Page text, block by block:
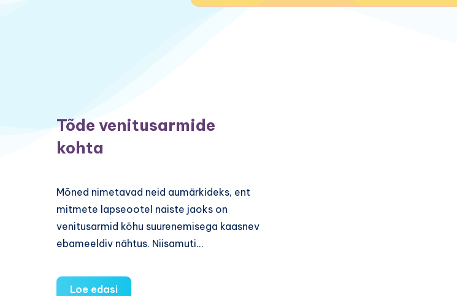
Tõde venitusarmide
kohta
Mõned nimetavad neid aumärkideks, ent
mitmete lapseootel naiste jaoks on
venitusarmid kõhu suurenemisega kaasnev
ebameeldiv nähtus. Niisamuti…
Loe edasiTõde